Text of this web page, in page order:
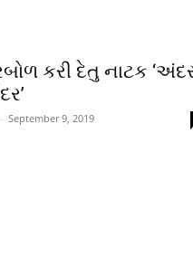
કરી દેતુ નાટક
- September 9, 2019